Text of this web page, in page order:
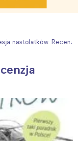
nastolatków.